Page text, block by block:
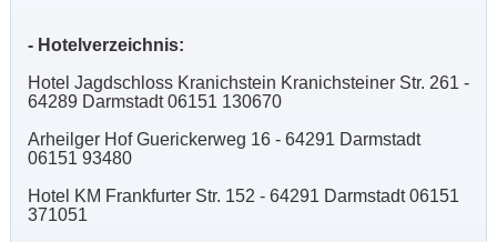
- Hotelverzeichnis:
Hotel Jagdschloss Kranichstein Kranichsteiner Str. 261 -
64289 Darmstadt 06151 130670
Arheilger Hof Guerickerweg 16 - 64291 Darmstadt
06151 93480
Hotel KM Frankfurter Str. 152 - 64291 Darmstadt 06151
371051